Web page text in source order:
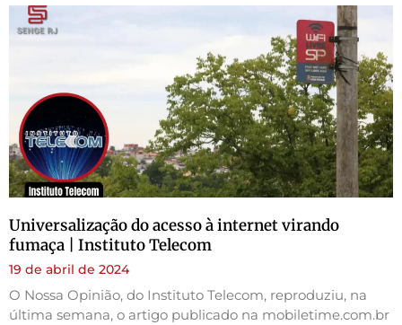
Universalização do acesso à internet virando
fumaça | Instituto Telecom
19 de abril de 2024
O Nossa Opinião, do Instituto Telecom, reproduziu, na
última semana, o artigo publicado na mobiletime.com.br